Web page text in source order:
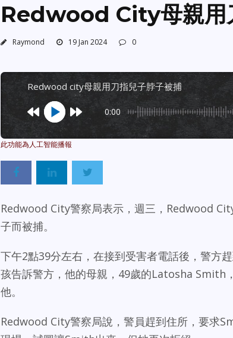
Redwood City母親用
Raymond 19 Jan 2024 0
redwood city母親用刀指兒子脖子被捕
0:00
Redwood City警察局表示，週三，Redwood
子而被捕。
下午2點39分左右，在接到受害者電話後，警方
孩告訴警方，他的母親，49歲的Latosha Smith
他。
Redwood City警察局說，警員趕到住所，要求